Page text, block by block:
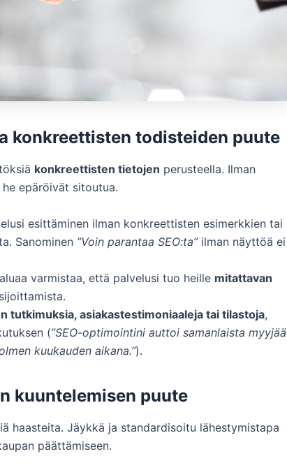
konkreettisten todisteiden puute
konkreettisten tietojen perusteella. Ilman
epäröivät sitoutua.
esittäminen ilman konkreettisten esimerkkien tai
Sanominen ”Voin parantaa SEO:ta”ilman näyttöä ei
varmistaa, että palvelusi tuo heille mitattavan
tutkimuksia, asiakastestimoniaaleja tai tilastoja,
(”SEO-optimointini auttoi samanlaista myyjää
kuukauden aikana.”).
kuuntelemisen puute
haasteita. Jäykkä ja standardisoitu lähestymistapa
päättämiseen.